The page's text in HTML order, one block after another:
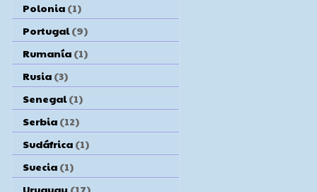
Polonia (1)
Portugal (9)
Rumanía (1)
Rusia (3)
Senegal (1)
Serbia (12)
Sudáfrica (1)
Suecia (1)
Uruguay (17)